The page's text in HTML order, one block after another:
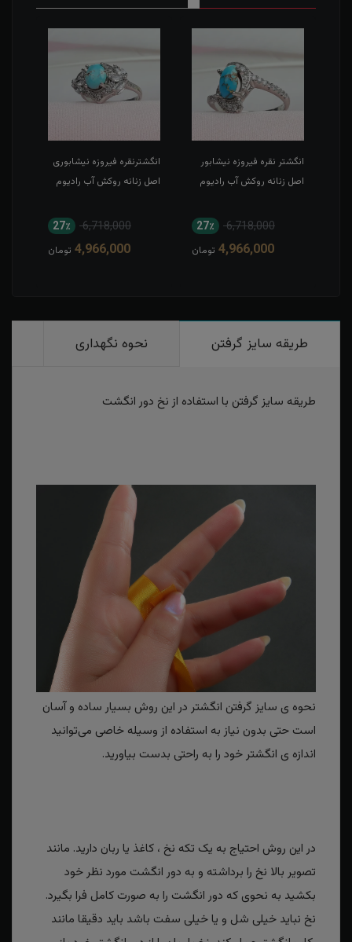
انگشتر نقره فیروزه نیشابور
اصل زنانه روکش آب رادیوم
6,718,000 27٪
4,966,000 تومان
انگشترنقره فیروزه نیشابوری
اصل زنانه روکش آب رادیوم
6,718,000 27٪
4,966,000 تومان
طریقه سایز گرفتن نحوه نگهداری
طریقه سایز گرفتن با استفاده از نخ دور انگشت
نحوه ی سایز گرفتن انگشتر در این روش بسیار ساده و آسان
است حتی بدون نیاز به استفاده از وسیله خاصی می‌توانید
اندازه ی انگشتر خود را به راحتی بدست بیاورید.
در این روش احتیاج به یک تکه نخ ، کاغذ یا ربان دارید. مانند
تصویر بالا نخ را برداشته و به دور انگشت مورد نظر خود
بکشید به نحوی که دور انگشت را به صورت کامل فرا بگیرد.
نخ نباید خیلی شل و یا خیلی سفت باشد باید دقیقا مانند